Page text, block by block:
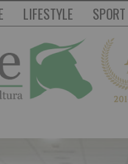
LIFESTYLE SPORT